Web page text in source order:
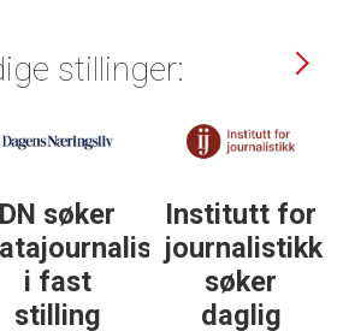
stillinger:
Institutt for
søker
daglig
DN søker
some-
journalist